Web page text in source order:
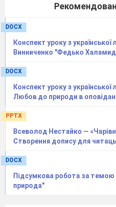
DOCX
Конспект уроку з української
Винниченко "Федько
DOCX
Конспект уроку з
Любов до природи в
PPTX
Всеволод Нестайко —
Створення допису для
DOCX
Підсумкова робота за темою
природа"